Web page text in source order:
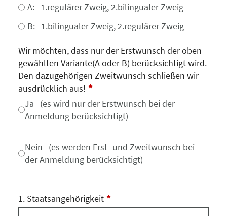
A: 1.regulärer Zweig, 2.bilingualer Zweig
B: 1.bilingualer Zweig, 2.regulärer Zweig
Wir möchten, dass nur der Erstwunsch der oben
gewählten Variante(A oder B) berücksichtigt wird.
Den dazugehörigen Zweitwunsch schließen wir
ausdrücklich aus! *
Ja (es wird nur der Erstwunsch bei der
Anmeldung berücksichtigt)
Nein (es werden Erst- und Zweitwunsch bei
der Anmeldung berücksichtigt)
1. Staatsangehörigkeit *